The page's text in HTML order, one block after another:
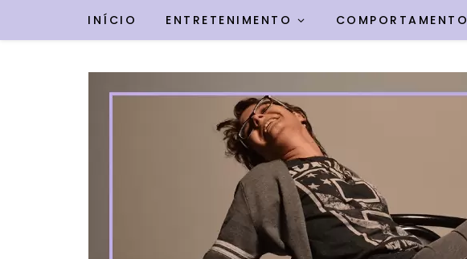
INÍCIO ENTRETENIMENTO COMPORTAMENTO